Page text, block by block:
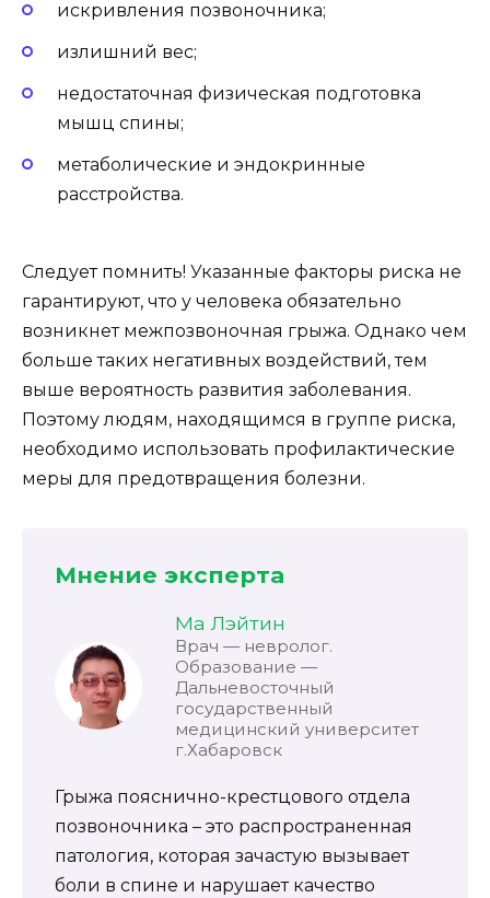
искривления позвоночника;
излишний вес;
недостаточная физическая подготовка
мышц спины;
метаболические и эндокринные
расстройства.
Следует помнить! Указанные факторы риска не
гарантируют, что у человека обязательно
возникнет межпозвоночная грыжа. Однако чем
больше таких негативных воздействий, тем
выше вероятность развития заболевания.
Поэтому людям, находящимся в группе риска,
необходимо использовать профилактические
меры для предотвращения болезни.
Мнение эксперта
Ма Лэйтин
Врач — невролог.
Образование —
Дальневосточный
государственный
медицинский университет
г.Хабаровск
Грыжа пояснично-крестцового отдела
позвоночника – это распространенная
патология, которая зачастую вызывает
боли в спине и нарушает качество